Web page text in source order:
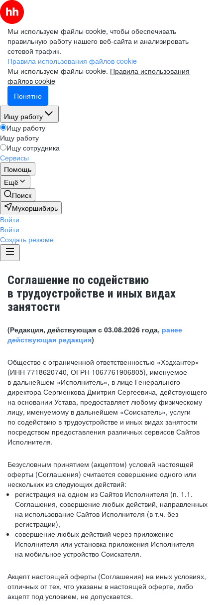
Мы используем файлы cookie, чтобы обеспечивать
правильную работу нашего веб-сайта и анализировать
сетевой трафик.
Правила использования файлов cookie
Мы используем файлы cookie. Правила использования
файлов cookie
Понятно
Ищу работу
Ищу работу
Ищу работу
Ищу сотрудника
Сервисы
Помощь
Ещё
Поиск
Мухоршибирь
Войти
Войти
Создать резюме
Соглашение по содействию
в трудоустройстве и иных видах
занятости
(Редакция, действующая с 03.08.2026 года, ранее
действующая редакция)
Общество с ограниченной ответственностью «Хэдхантер»
(ИНН 7718620740, ОГРН 1067761906805), именуемое
в дальнейшем «Исполнитель», в лице Генерального
директора Сергиенкова Дмитрия Сергеевича, действующего
на основании Устава, предоставляет любому физическому
лицу, именуемому в дальнейшем «Соискатель», услуги
по содействию в трудоустройстве и иных видах занятости
посредством предоставления различных сервисов Сайтов
Исполнителя.
Безусловным принятием (акцептом) условий настоящей
оферты (Соглашения) считается совершение одного или
нескольких из следующих действий:
регистрация на одном из Сайтов Исполнителя (п. 1.1.
Соглашения, совершение любых действий, направленных
на использование Сайтов Исполнителя (в т.ч. без
регистрации),
совершение любых действий через приложение
Исполнителя или установка приложения Исполнителя
на мобильное устройство Соискателя.
Акцепт настоящей оферты (Соглашения) на иных условиях,
отличных от тех, что указаны в настоящей оферте, либо
акцепт под условием, не допускается.